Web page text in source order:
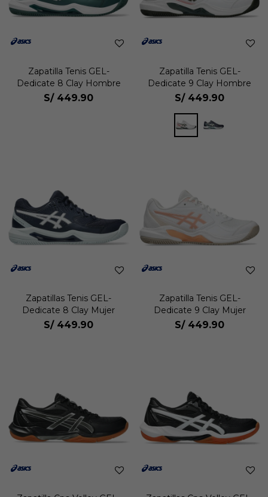
Zapatilla Tenis GEL-
Dedicate 8 Clay Hombre
S/ 449.90
Zapatilla Tenis GEL-
Dedicate 9 Clay Hombre
S/ 449.90
Zapatillas Tenis GEL-
Dedicate 8 Clay Mujer
S/ 449.90
Zapatilla Tenis GEL-
Dedicate 9 Clay Mujer
S/ 449.90